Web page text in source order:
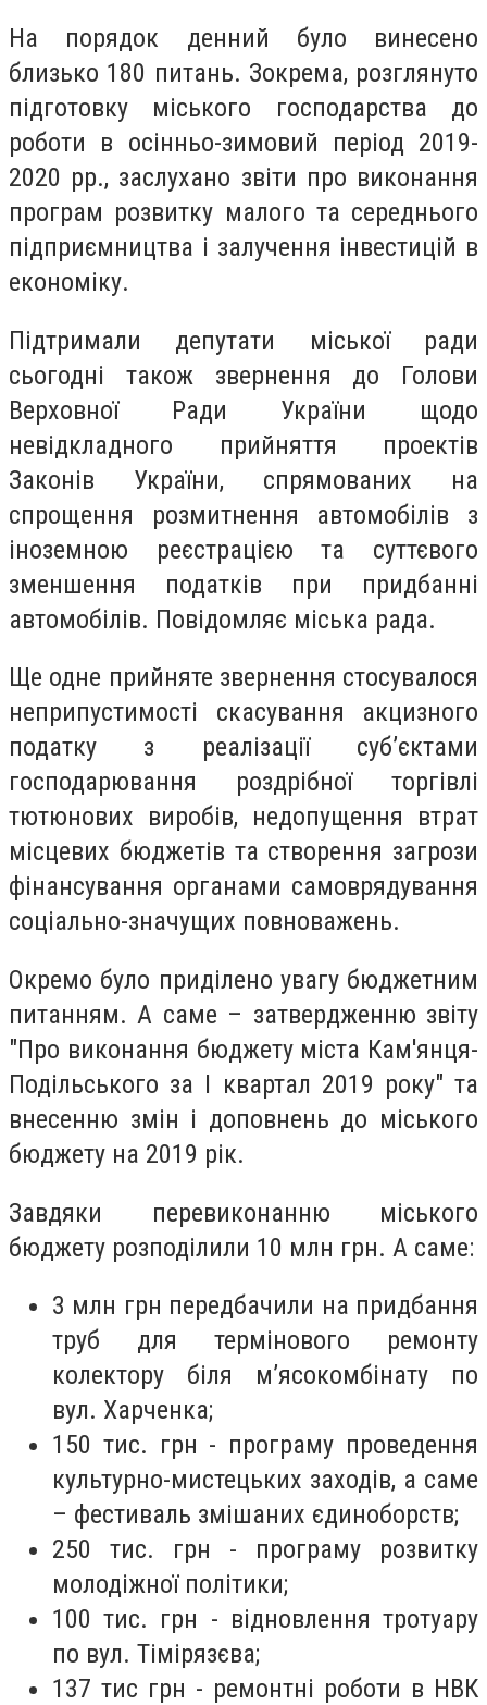
На порядок денний було винесено
близько 180 питань. Зокрема, розглянуто
підготовку міського господарства до
роботи в осінньо-зимовий період 2019-
2020 рр., заслухано звіти про виконання
програм розвитку малого та середнього
підприємництва і залучення інвестицій в
економіку.
Підтримали депутати міської ради
сьогодні також звернення до Голови
Верховної Ради України щодо
невідкладного прийняття проектів
Законів України, спрямованих на
спрощення розмитнення автомобілів з
іноземною реєстрацією та суттєвого
зменшення податків при придбанні
автомобілів. Повідомляє міська рада.
Ще одне прийняте звернення стосувалося
неприпустимості скасування акцизного
податку з реалізації суб’єктами
господарювання роздрібної торгівлі
тютюнових виробів, недопущення втрат
місцевих бюджетів та створення загрози
фінансування органами самоврядування
соціально-значущих повноважень.
Окремо було приділено увагу бюджетним
питанням. А саме – затвердженню звіту
"Про виконання бюджету міста Кам'янця-
Подільського за I квартал 2019 року" та
внесенню змін і доповнень до міського
бюджету на 2019 рік.
Завдяки перевиконанню міського
бюджету розподілили 10 млн грн. А саме:
3 млн грн передбачили на придбання
труб для термінового ремонту
колектору біля м’ясокомбінату по
вул. Харченка;
150 тис. грн - програму проведення
культурно-мистецьких заходів, а саме
– фестиваль змішаних єдиноборств;
250 тис. грн - програму розвитку
молодіжної політики;
100 тис. грн - відновлення тротуару
по вул. Тімірязєва;
137 тис грн - ремонтні роботи в НВК